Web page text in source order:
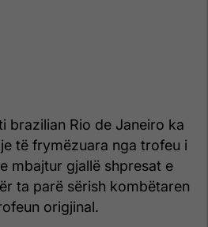
brazilian Rio de Janeiro ka
të frymëzuara nga trofeu i
mbajtur gjallë shpresat e
ta parë sërish kombëtaren
origjinal.